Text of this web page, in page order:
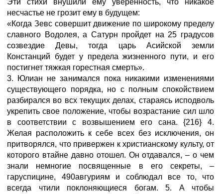
Эти стихи внушили ему уверенность, что никакое
несчастье не грозит ему в будущем:
«Когда Зевс совершит движение по широкому пределу
славного Водолея, а Сатурн пройдет на 25 градусов
созвездие Девы, тогда царь Асийской земли
Констанций будет у предела жизненного пути, и его
постигнет тяжкая горестная смерть».
3. Юлиан не занимался пока никакими изменениями
существующего порядка, но с полным спокойствием
разбирался во всх текущих делах, стараясь исподволь
укрепить свое положение, чтобы возрастание сил шло
в соответствии с возвышением его сана. {216} 4.
Желая расположить к себе всех без исключения, он
притворялся, что привержен к христианскому культу, от
которого втайне давно отошел. Он отдавался, – о чем
знали немногие посвященные в его секреты, –
гаруспицине, 490авгуриям и соблюдал все то, что
всегда чтили поклоняющиеся богам. 5. А чтобы